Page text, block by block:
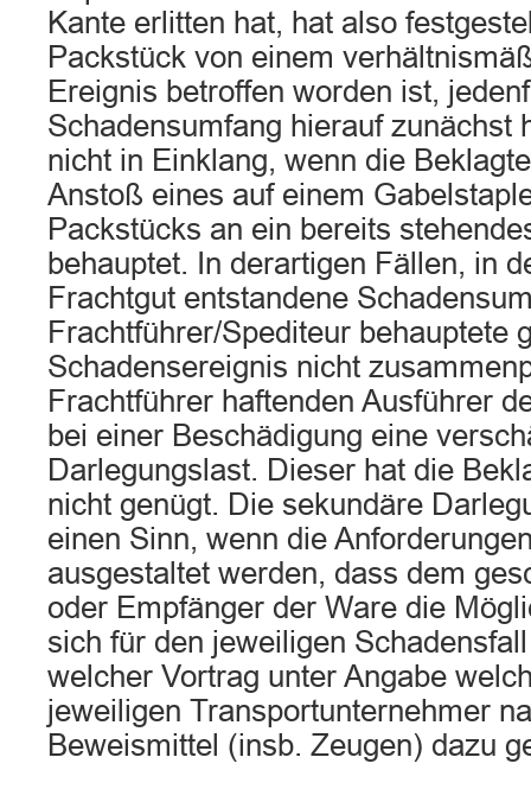
Kante erlitten hat, hat also
Packstück von einem
Ereignis betroffen worden ist,
Schadensumfang hierauf zunächst
nicht in Einklang, wenn die
Anstoß eines auf einem
Packstücks an ein bereits
behauptet. In derartigen Fällen, in
Frachtgut entstandene
Frachtführer/Spediteur behauptete
Schadensereignis nicht
Frachtführer haftenden Ausführer
bei einer Beschädigung eine
Darlegungslast. Dieser hat die
nicht genügt. Die sekundäre
einen Sinn, wenn die
ausgestaltet werden, dass dem
oder Empfänger der Ware die
sich für den jeweiligen
welcher Vortrag unter Angabe
jeweiligen Transportunternehmer
Beweismittel (insb. Zeugen) dazu